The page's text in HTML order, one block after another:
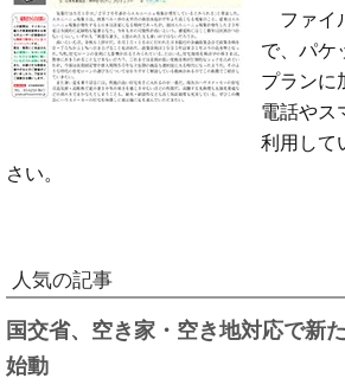
ファイ
で、パケ
プランに
電話やス
利用して
さい。
人気の記事
国交省、空き家・空き地対応で新
始動